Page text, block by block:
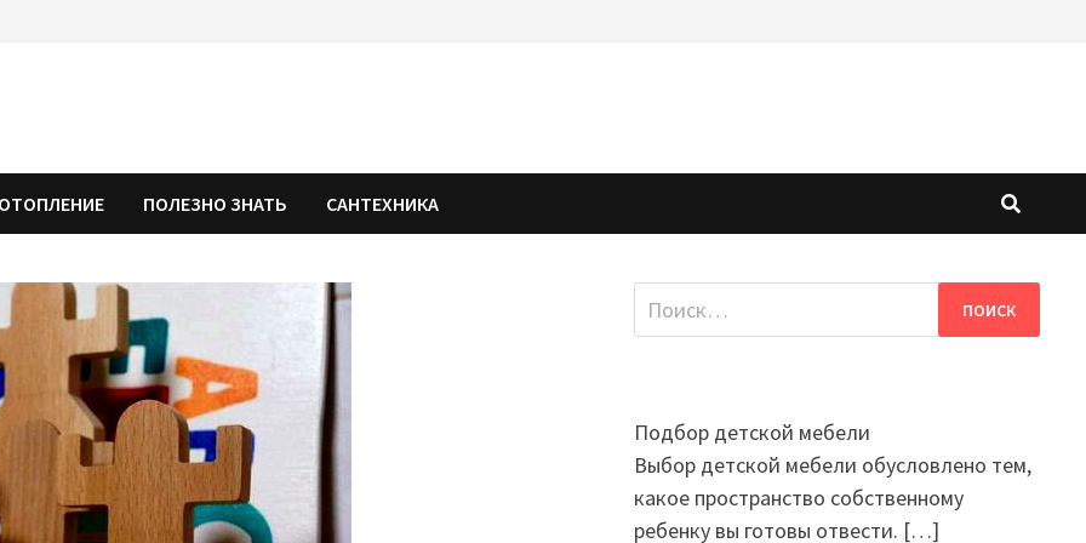
ОТОПЛЕНИЕ ПОЛЕЗНО ЗНАТЬ САНТЕХНИКА
Найти:
Подбор детской мебели
Выбор детской мебели обусловлено тем,
какое пространство собственному
ребенку вы готовы отвести. […]